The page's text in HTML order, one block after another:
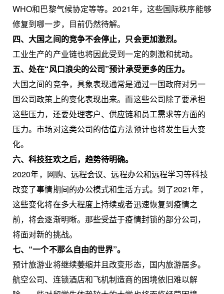
WHO和巴黎气候协定等等。2021年，这些国际秩序能够
修复到哪一步，目前仍然待解。
四、大国之间的竞争不会停止，只会更加激烈。
工业生产的产业链也将因此受到一定的刺激和扰动。
五、处在“风口浪尖的公司”预计承受更多的压力。
大国之间的竞争，具象表现通常是通过一国政府对另一
国公司政策上的变化表现出来。而这些公司除了要承担
这些压力，还要处理客户、供应链和员工需求等方面的
压力。市场对这类公司的估值方法预计也将发生巨大变
化。
六、科技狂欢之后，趋势待明确。
2020年，网购、远程会议、远程办公和远程学习等科技
改变了事情期间的办公模式和生活方式。到了2021年，
这些变化将在多大程度上持续或者迅速恢复到疫情之
前，将会逐渐明晰。那些受益于疫情封锁的部分公司，
将面对新的挑战。
七、“一个不那么自由的世界”。
预计旅游业将继续萎缩并且改变形态，国内旅游居多。
航空公司、连锁酒店和飞机制造商的困境依旧难以解